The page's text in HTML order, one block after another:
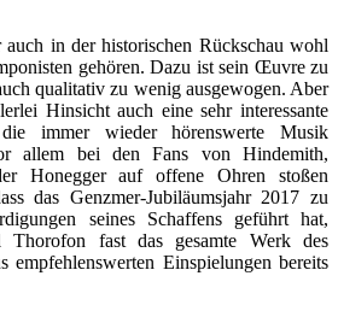
in der historischen Rückschau wohl
gehören. Dazu ist sein Œuvre zu
qualitativ zu wenig ausgewogen. Aber
Hinsicht auch eine sehr interessante
immer wieder hörenswerte Musik
allem bei den Fans von Hindemith,
Honegger auf offene Ohren stoßen
das Genzmer-Jubiläumsjahr 2017 zu
seines Schaffens geführt hat,
Thorofon fast das gesamte Werk des
empfehlenswerten Einspielungen bereits